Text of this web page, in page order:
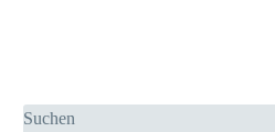
Suchen